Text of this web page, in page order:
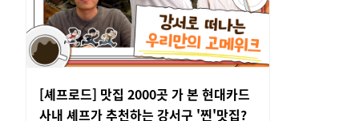
[셰프로드] 맛집 2000곳 가 본 현대카드
사내 셰프가 추천하는 강서구 '찐'맛집?